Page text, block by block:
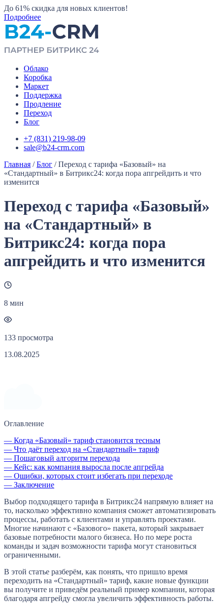
До 61% скидка для новых клиентов!
Подробнее
Облако
Коробка
Маркет
Поддержка
Продление
Переход
Блог
+7 (831) 219-98-09
sale@b24-crm.com
Главная / Блог / Переход с тарифа «Базовый» на
«Стандартный» в Битрикс24: когда пора апгрейдить и что
изменится
Переход с тарифа «Базовый»
на «Стандартный» в
Битрикс24: когда пора
апгрейдить и что изменится
8 мин
133 просмотра
13.08.2025
Оглавление
— Когда «Базовый» тариф становится тесным
— Что даёт переход на «Стандартный» тариф
— Пошаговый алгоритм перехода
— Кейс: как компания выросла после апгрейда
— Ошибки, которых стоит избегать при переходе
— Заключение
Выбор подходящего тарифа в Битрикс24 напрямую влияет на
то, насколько эффективно компания сможет автоматизировать
процессы, работать с клиентами и управлять проектами.
Многие начинают с «Базового» пакета, который закрывает
базовые потребности малого бизнеса. Но по мере роста
команды и задач возможности тарифа могут становиться
ограниченными.
В этой статье разберём, как понять, что пришло время
переходить на «Стандартный» тариф, какие новые функции
вы получите и приведём реальный пример компании, которая
благодаря апгрейду смогла увеличить эффективность работы.